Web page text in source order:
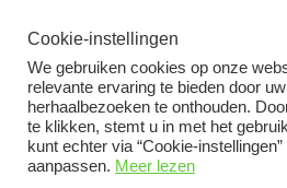
Cookie-instellingen
We gebruiken cookies op onze
relevante ervaring te bieden door
herhaalbezoeken te onthouden.
te klikken, stemt u in met het
kunt echter via “Cookie-
aanpassen. Meer lezen